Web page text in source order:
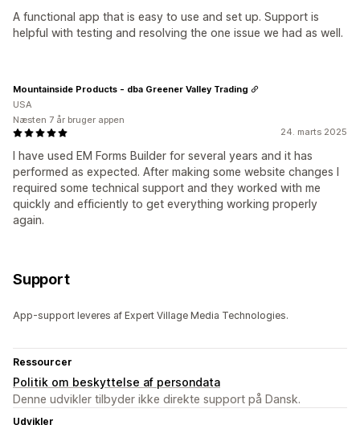
A functional app that is easy to use and set up. Support is
helpful with testing and resolving the one issue we had as well.
24. marts 2025
I have used EM Forms Builder for several years and it has
performed as expected. After making some website changes I
required some technical support and they worked with me
quickly and efficiently to get everything working properly
again.
Mountainside Products - dba Greener Valley Trading
USA
Næsten 7 år bruger appen
Support
App-support leveres af Expert Village Media Technologies.
Ressourcer
Politik om beskyttelse af persondata
Denne udvikler tilbyder ikke direkte support på Dansk.
Udvikler